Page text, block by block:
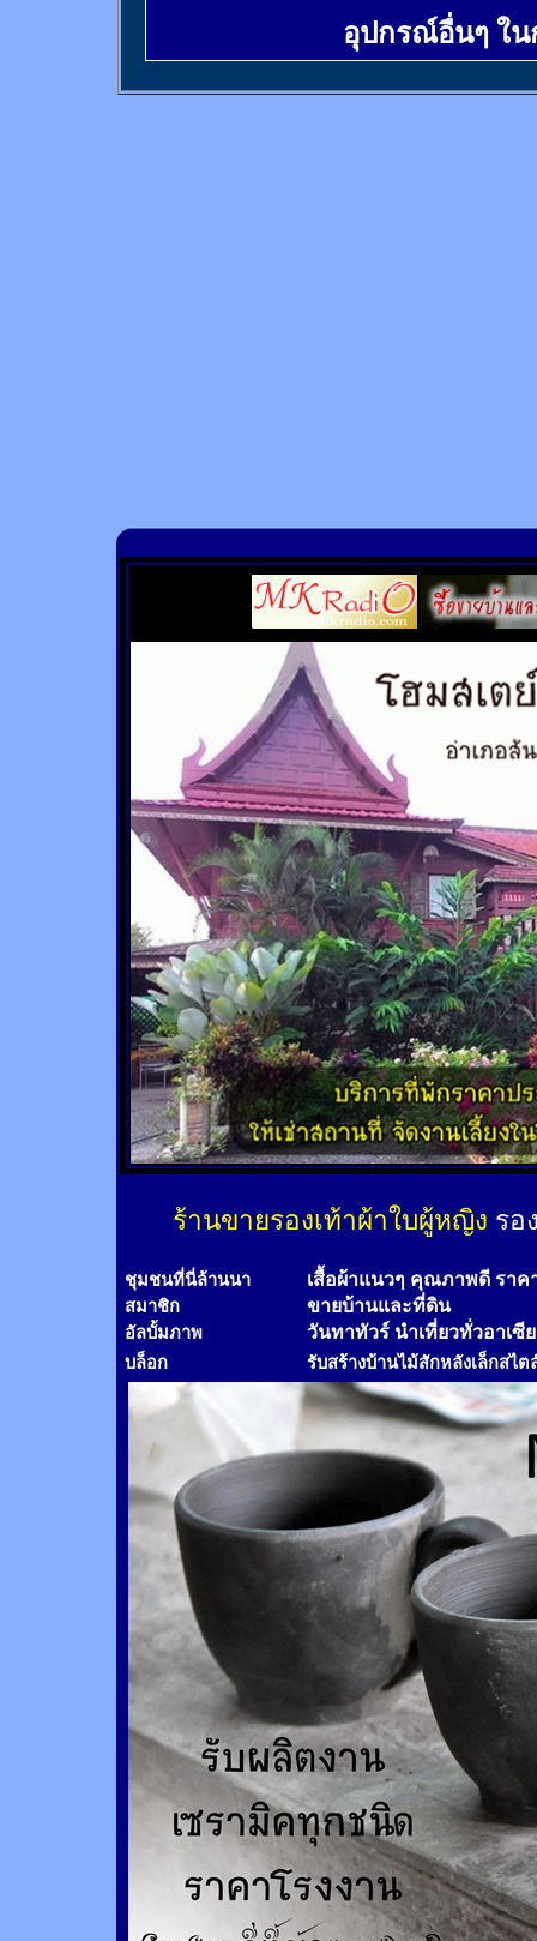
อุปกรณ์อื่นๆ ใ
ร้านขายรองเท้าผ้าใบผู้หญิง รอ
ชุมชนที่นี่ล้านนา เสื้อผ้าแนวๆ คุณภาพดี ราค
สมาชิก ขายบ้านและที่ดิน
อัลบั้มภาพ วันทาทัวร์ นำเที่ยวทั่วอาเซี
บล็อก รับสร้างบ้านไม้สักหลังเล็กสไต